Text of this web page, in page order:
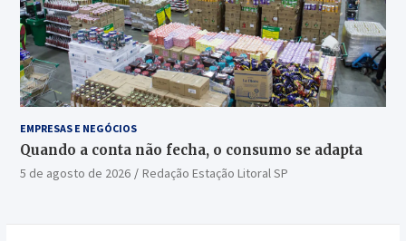
EMPRESAS E NEGÓCIOS
Quando a conta não fecha, o consumo se adapta
5 de agosto de 2026 Redação Estação Litoral SP